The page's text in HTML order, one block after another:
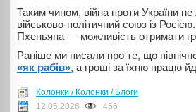
Таким чином, війна проти України
військово-політичний союз із
Пхеньяна — можливість отримати
Раніше ми писали про те, що
«як рабів», а гроші за їхню працю
Колонки / Колонки / Блоги
12.05.2026
456